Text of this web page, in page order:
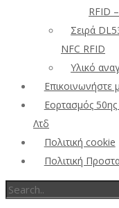
RFID
Σειρά
NFC RFID
Υλικό
Επικοινωνήστε
Εορτασμός
Λτδ
Πολιτική cookie
Πολιτική